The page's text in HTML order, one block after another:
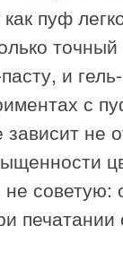
как пуф
и
с
не
не советую:
печатании